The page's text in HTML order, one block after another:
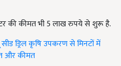
की कीमत भी 5 लाख रुपये से शुरू है.
ड्रिल कृषि उपकरण से मिनटों में
और कीमत